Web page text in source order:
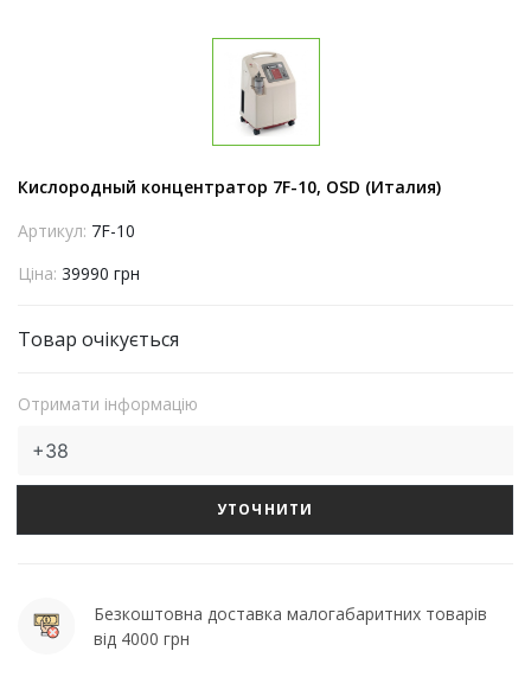
Кислородный концентратор 7F-10, OSD (Италия)
Артикул: 7F-10
Ціна: 39990 грн
Товар очікується
Отримати інформацію
УТОЧНИТИ
Безкоштовна доставка малогабаритних товарів
від 4000 грн